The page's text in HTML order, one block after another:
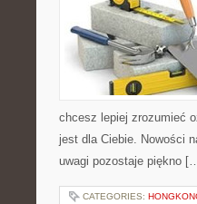
chcesz lepiej zrozumieć
jest dla Ciebie. Nowości
uwagi pozostaje piękno
CATEGORIES: